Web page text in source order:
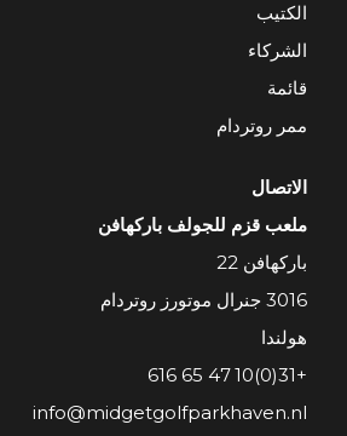
الكتيب
الشركاء
قائمة
ممر روتردام
الاتصال
ملعب قزم للجولف باركهافن
باركهافن 22
3016 جنرال موتورز روتردام
هولندا
+31(0)10 47 65 616
info@midgetgolfparkhaven.nl